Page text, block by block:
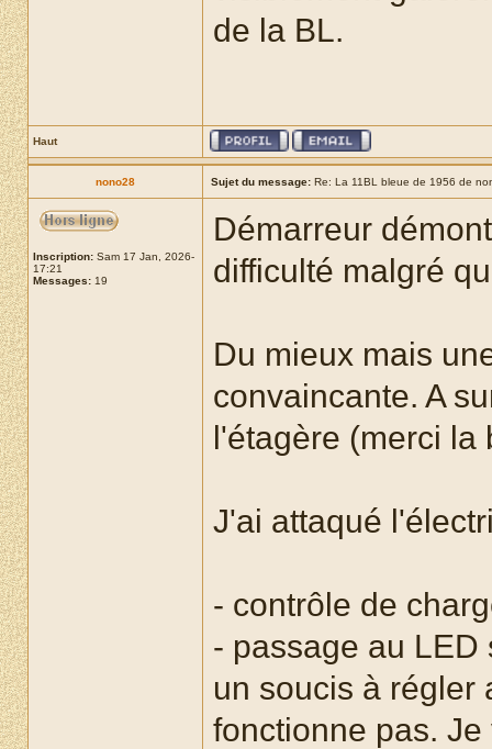
de la BL.
Haut
nono28 Sujet du message: Re: La 11BL bleue de 1956 de
Inscription: Sam 17 Jan, 2026-
17:21
Messages: 19
Démarreur
difficulté malgré
Du mieux mais
convaincante. A
l'étagère (merci la
J'ai attaqué
- contrôle de
- passage au LED
un soucis à régler
fonctionne pas.